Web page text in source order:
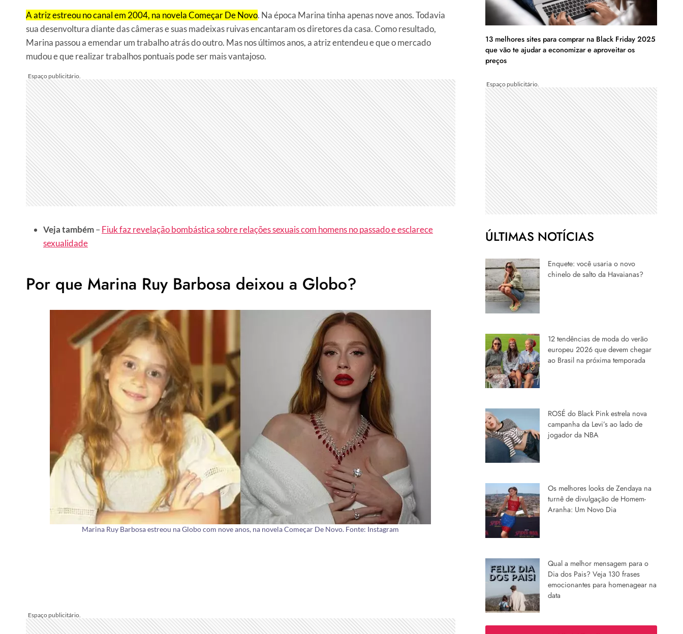
A atriz estreou no canal em 2004, na novela Começar De Novo. Na época Marina tinha apenas nove anos. Todavia
sua desenvoltura diante das câmeras e suas madeixas ruivas encantaram os diretores da casa. Como resultado,
Marina passou a emendar um trabalho atrás do outro. Mas nos últimos anos, a atriz entendeu e que o mercado
mudou e que realizar trabalhos pontuais pode ser mais vantajoso.
Veja também– Fiuk faz revelação bombástica sobre relações sexuais com homens no passado e esclarece
sexualidade
Por que Marina Ruy Barbosa deixou a Globo?
Marina Ruy Barbosa estreou na Globo com nove anos, na novela Começar De Novo. Fonte: Instagram
13 melhores sites para comprar na Black Friday 2025
que vão te ajudar a economizar e aproveitar os
preços
ÚLTIMAS NOTÍCIAS
Enquete: você usaria o novo
chinelo de salto da Havaianas?
12 tendências de moda do verão
europeu 2026 que devem chegar
ao Brasil na próxima temporada
ROSÉ do Black Pink estrela nova
campanha da Levi’s ao lado de
jogador da NBA
Os melhores looks de Zendaya na
turnê de divulgação de Homem-
Aranha: Um Novo Dia
Qual a melhor mensagem para o
Dia dos Pais? Veja 130 frases
emocionantes para homenagear na
data